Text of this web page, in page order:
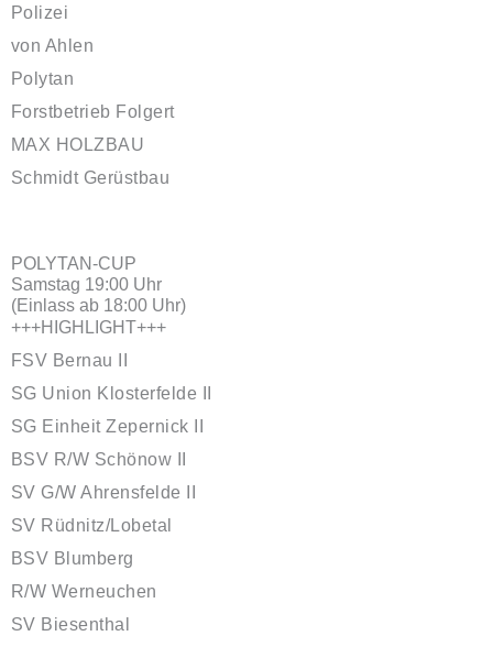
Polizei
von Ahlen
Polytan
Forstbetrieb Folgert
MAX HOLZBAU
Schmidt Gerüstbau
POLYTAN-CUP
Samstag 19:00 Uhr
(Einlass ab 18:00 Uhr)
+++HIGHLIGHT+++
FSV Bernau II
SG Union Klosterfelde II
SG Einheit Zepernick II
BSV R/W Schönow II
SV G/W Ahrensfelde II
SV Rüdnitz/Lobetal
BSV Blumberg
R/W Werneuchen
SV Biesenthal